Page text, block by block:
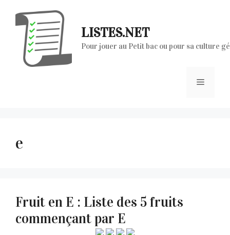
contenu
LISTES.NET
Pour jouer au Petit bac ou pour sa culture
Menu
e
Fruit en E : Liste des 5 fruits
commençant par E